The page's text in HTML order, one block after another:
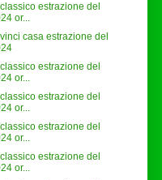
estrazione del
or...
casa estrazione del
estrazione del
or...
estrazione del
or...
estrazione del
or...
estrazione del
or...